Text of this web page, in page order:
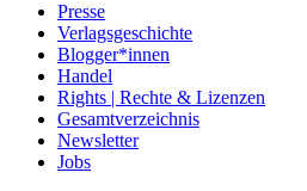
Presse
Verlagsgeschichte
Blogger*innen
Handel
Rights | Rechte & Lizenzen
Gesamtverzeichnis
Newsletter
Jobs